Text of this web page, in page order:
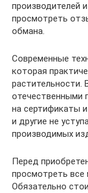
производителей
просмотреть
обмана.
Современные
которая
отечественными
на сертификаты
и другие не
производимых
Перед
просмотреть
Обязательно